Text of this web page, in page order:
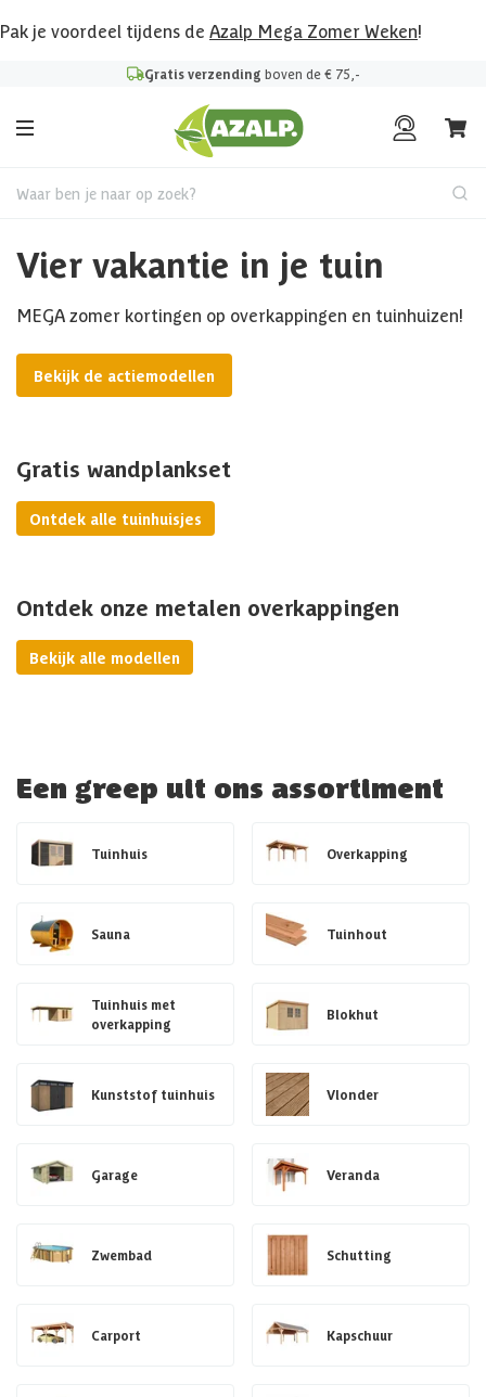
Pak je voordeel tijdens de Azalp Mega Zomer Weken!
Gratis verzending boven de € 75,-
Waar ben je naar op zoek?
Vier vakantie in je tuin
MEGA zomer kortingen op overkappingen en tuinhuizen!
Bekijk de actiemodellen
Gratis wandplankset
Ontdek alle tuinhuisjes
Ontdek onze metalen overkappingen
Bekijk alle modellen
Een greep uit ons assortiment
Tuinhuis Overkapping
Sauna Tuinhout
Tuinhuis met
overkapping
Blokhut
Kunststof tuinhuis Vlonder
Garage Veranda
Zwembad Schutting
Carport Kapschuur